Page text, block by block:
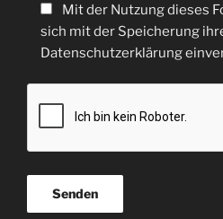
Mit der Nutzung dieses
sich mit der Speicherung
Datenschutzerklärung